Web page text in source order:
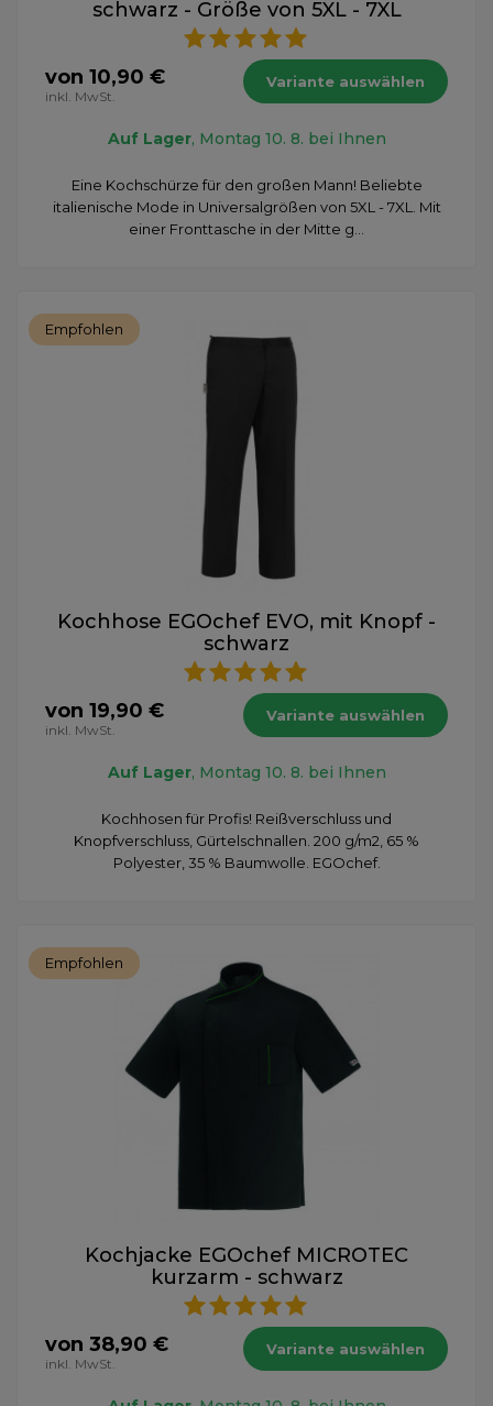
schwarz - Größe von 5XL - 7XL
von 10,90 €
inkl. MwSt.
Variante auswählen
Auf Lager, Montag 10. 8. bei Ihnen
Eine Kochschürze für den großen Mann! Beliebte
italienische Mode in Universalgrößen von 5XL - 7XL. Mit
einer Fronttasche in der Mitte g...
Empfohlen
Kochhose EGOchef EVO, mit Knopf -
schwarz
von 19,90 €
inkl. MwSt.
Variante auswählen
Auf Lager, Montag 10. 8. bei Ihnen
Kochhosen für Profis! Reißverschluss und
Knopfverschluss, Gürtelschnallen. 200 g/m2, 65 %
Polyester, 35 % Baumwolle. EGOchef.
Empfohlen
Kochjacke EGOchef MICROTEC
kurzarm - schwarz
von 38,90 €
inkl. MwSt.
Variante auswählen